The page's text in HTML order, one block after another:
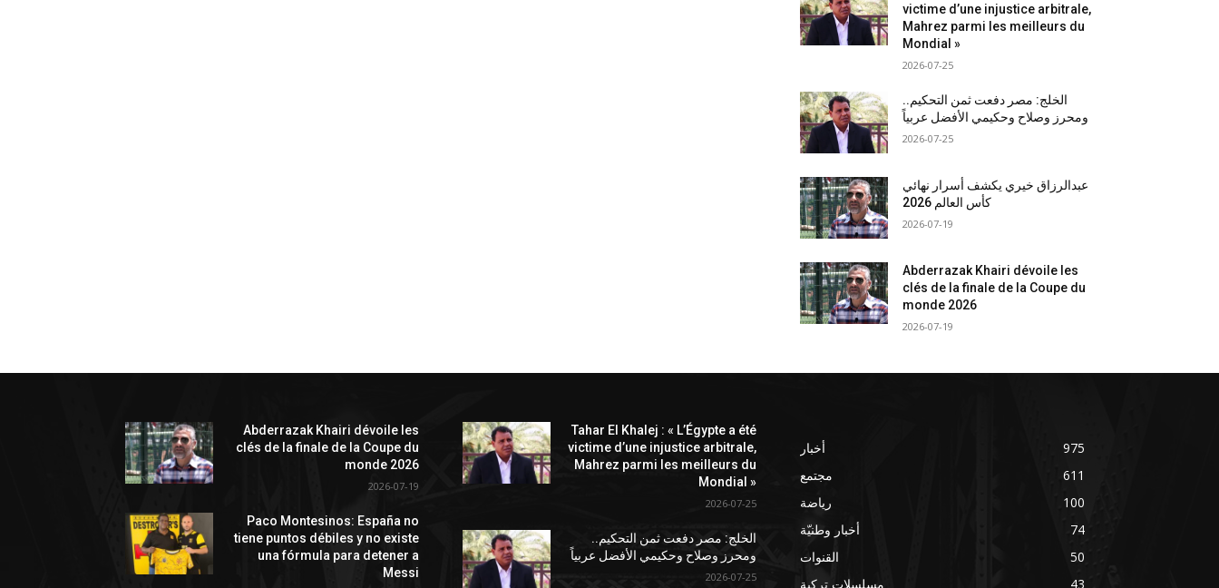
victime d’une injustice arbitrale,
Mahrez parmi les meilleurs du
Mondial »
2026-07-25
الخلج: مصر دفعت ثمن التحكيم..
ومحرز وصلاح وحكيمي الأفضل عربياً
2026-07-25
عبدالرزاق خيري يكشف أسرار نهائي
كأس العالم 2026
2026-07-19
Abderrazak Khairi dévoile les
clés de la finale de la Coupe du
monde 2026
2026-07-19
Abderrazak Khairi dévoile les
clés de la finale de la Coupe du
monde 2026
2026-07-19
Paco Montesinos: España no
tiene puntos débiles y no existe
una fórmula para detener a
Messi
Tahar El Khalej : « L’Égypte a été
victime d’une injustice arbitrale,
Mahrez parmi les meilleurs du
Mondial »
2026-07-25
الخلج: مصر دفعت ثمن التحكيم..
ومحرز وصلاح وحكيمي الأفضل عربياً
2026-07-25
أخبار
975
مجتمع
611
رياضة
100
أخبار وطنيّة
74
القنوات
50
مسلسلات تركية
43